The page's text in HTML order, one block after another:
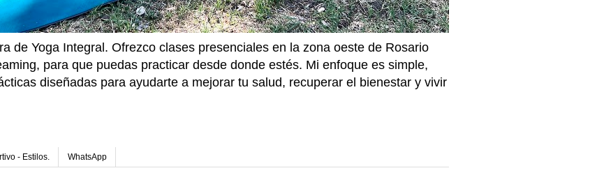
de Yoga Integral. Ofrezco clases presenciales en la zona oeste de Rosario
para que puedas practicar desde donde estés. Mi enfoque es simple,
diseñadas para ayudarte a mejorar tu salud, recuperar el bienestar y vivir
- Estilos. WhatsApp